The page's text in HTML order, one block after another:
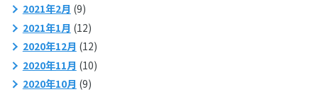
2021年2月 (9)
2021年1月 (12)
2020年12月 (12)
2020年11月 (10)
2020年10月 (9)